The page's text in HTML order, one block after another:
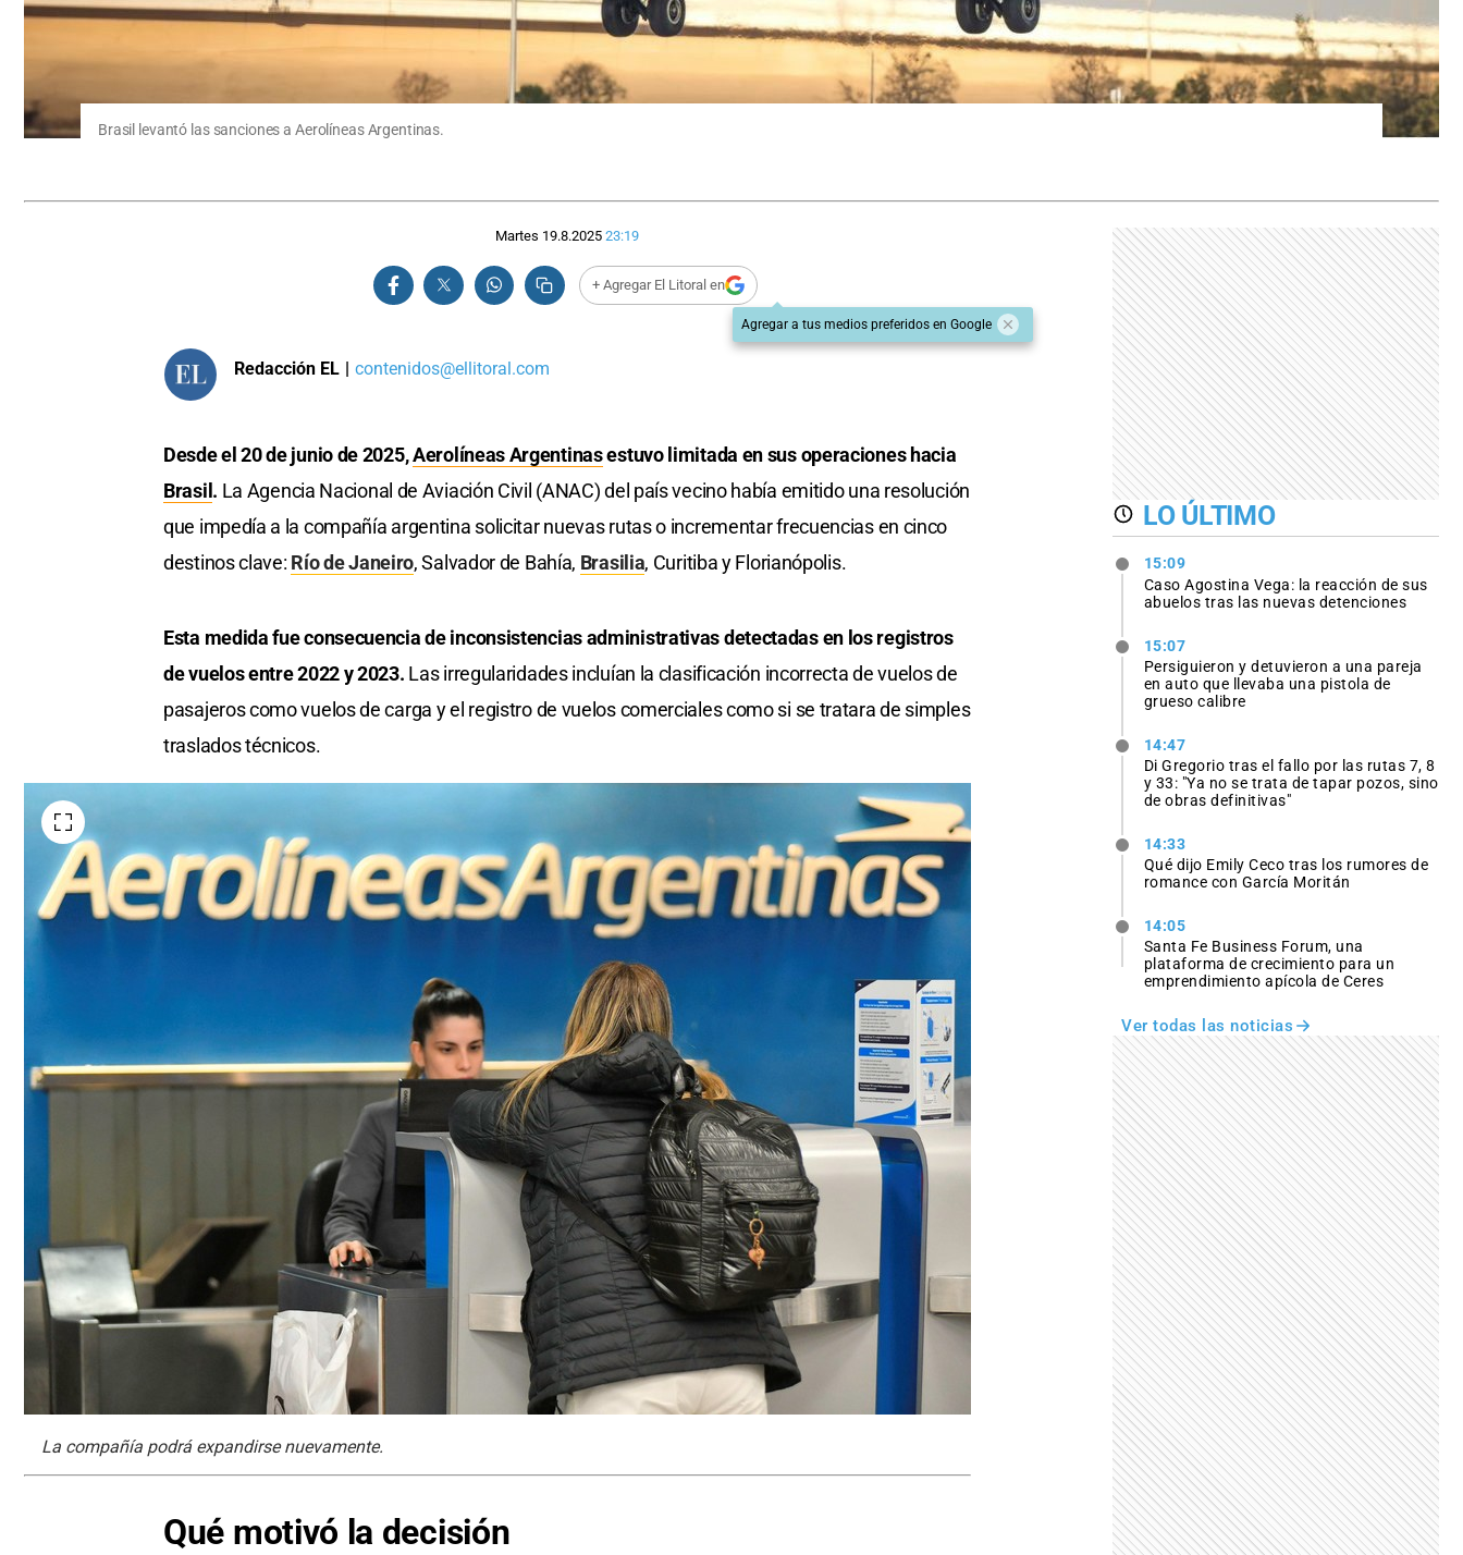
Brasil levantó las sanciones a Aerolíneas Argentinas.
Martes 19.8.2025 23:19
+ Agregar El Litoral en
Agregar a tus medios preferidos en Google
Redacción EL | contenidos@ellitoral.com
Desde el 20 de junio de 2025,Aerolíneas Argentinasestuvo limitada en sus operaciones hacia
Brasil . La Agencia Nacional de Aviación Civil (ANAC) del país vecino había emitido una resolución
que impedía a la compañía argentina solicitar nuevas rutas o incrementar frecuencias en cinco
destinos clave: Río de Janeiro, Salvador de Bahía, Brasilia, Curitiba y Florianópolis.
Esta medida fue consecuencia de inconsistencias administrativas detectadas en los registros
de vuelos entre 2022 y 2023. Las irregularidades incluían la clasificación incorrecta de vuelos de
pasajeros como vuelos de carga y el registro de vuelos comerciales como si se tratara de simples
traslados técnicos.
La compañía podrá expandirse nuevamente.
Qué motivó la decisión
LO ÚLTIMO
15:09
Caso Agostina Vega: la reacción de sus
abuelos tras las nuevas detenciones
15:07
Persiguieron y detuvieron a una pareja
en auto que llevaba una pistola de
grueso calibre
14:47
Di Gregorio tras el fallo por las rutas 7, 8
y 33: "Ya no se trata de tapar pozos, sino
de obras definitivas"
14:33
Qué dijo Emily Ceco tras los rumores de
romance con García Moritán
14:05
Santa Fe Business Forum, una
plataforma de crecimiento para un
emprendimiento apícola de Ceres
Ver todas las noticias